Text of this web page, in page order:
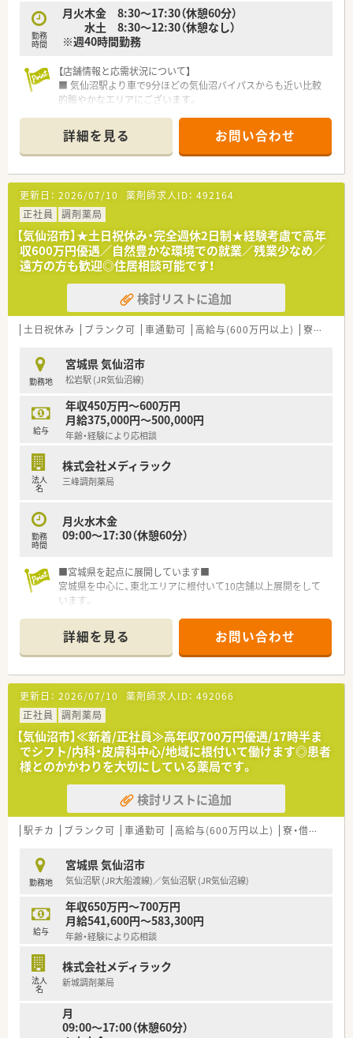
勤務
時間
月火木金 8:30～17:30（休憩60分）
水土 8:30～12:30（休憩なし）
※週40時間勤務
【店舗情報と応需状況について】
■ 気仙沼駅より車で9分ほどの気仙沼バイパスからも近い比較
的賑やかなエリアにございます。
の処方箋を応需する見込みです。
■ 薬剤師は常勤2名、非常勤9名、事務数名体制であり、ゆとりを
持って業務に取り組める環境です。
【募集背景と求める人物像について】
■ 2025年2月に開局したばかりの新しい店舗であり、新規開設
に伴う正社員の募集でございます。
■ 未経験者の方も相談可能であり、新しい環境でキャリアを築
きたい方を歓迎いたします。
■ 地域医療に貢献したいという強い意欲を持ち、患者さまとの
コミュニケーションを大切にできる方を求めています。
【こんな方にオススメ】
■ 開局したばかりの綺麗な店舗で、新しい人間関係と環境でス
タートを切りたい方に最適です。
が充実しているため安心して挑戦できます。
■ 胃腸科・外科・皮膚科の幅広い科目を経験し、自身の薬剤師と
してのスキルを高めたい方に推奨いたします。
詳細を見る お問い合わせ
更新日： 2026/07/10 薬剤師求人ID： 492164
正社員
調剤薬局
【気仙沼市】★土日祝休み・完全週休2日制★経験考慮で高年
収600万円優遇／自然豊かな環境での就業／残業少なめ／
遠方の方も歓迎◎住居相談可能です！
検討リストに追加
土日祝休み ブランク可 車通勤可 高給与(600万円以上) 寮・借上社宅あり
勤務地
宮城県 気仙沼市
松岩駅 (JR気仙沼線)
給与
年収450万円～600万円
月給375,000円～500,000円
年齢・経験により応相談
法人
名
株式会社メディラック
三峰調剤薬局
勤務
時間
月火水木金
09:00～17:30（休憩60分）
■宮城県を起点に展開しています■
宮城県を中心に、東北エリアに根付いて10店舗以上展開をして
います。
です。
調剤薬局の運営にとどまらず、福祉・介護事業にも参入してお
り、会社としての安定感もございます。
■地域社会に根差した調剤薬局■
このモットーを掲げ、より多くの時間をご利用いただく皆様に費
やせるよう、服薬指導・在宅医療に力を入れています。
そのため、最新機器の導入を積極的に行い、薬物事故防止はもち
ろん、業務効率化を図っております。
■薬局紹介■
自然が多い地域にある薬局です！
門前の病院は内科、精神科、神経科を応需しているため、この3科
目がメイン科目になります。
地元の方々のご利用が多く、「なんでも相談できる、かかりつけ
います。
平日のみの開局、17時30分の終業で残業時間も少なめですので
仕事とプライベートの両立も◎
□■近隣にお住いの方はもちろん、遠方からお越しの方も大歓迎
です！遠方の方は住居相談可能ですので、お気軽にお問い合わせ
ください！■□
詳細を見る お問い合わせ
更新日： 2026/07/10 薬剤師求人ID： 492066
正社員
調剤薬局
【気仙沼市】≪新着/正社員≫高年収700万円優遇/17時半ま
でシフト/内科・皮膚科中心/地域に根付いて働けます◎患者
様とのかかわりを大切にしている薬局です。
検討リストに追加
駅チカ ブランク可 車通勤可 高給与(600万円以上) 寮・借上社宅あり
勤務地
宮城県 気仙沼市
気仙沼駅 (JR大船渡線)／気仙沼駅 (JR気仙沼線)
給与
年収650万円～700万円
月給541,600円～583,300円
年齢・経験により応相談
法人
名
株式会社メディラック
新城調剤薬局
月
09:00～17:00（休憩60分）